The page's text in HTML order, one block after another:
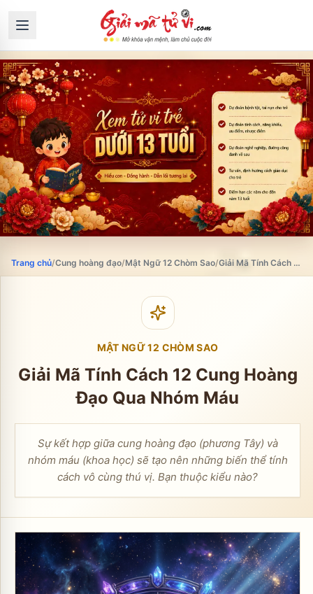
Trang chủ/Cung hoàng đạo/Mật Ngữ 12 Chòm Sao/ Giải Mã Tính Cách 12 Cung Hoàng Đạo Qua Nhóm Máu
MẬT NGỮ 12 CHÒM SAO
Giải Mã Tính Cách 12 Cung Hoàng
Đạo Qua Nhóm Máu
Sự kết hợp giữa cung hoàng đạo (phương Tây) và
nhóm máu (khoa học) sẽ tạo nên những biến thể tính
cách vô cùng thú vị. Bạn thuộc kiểu nào?